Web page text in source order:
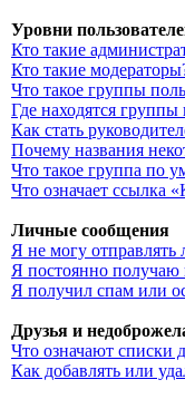
Уровни
Кто такие
Кто такие
Что такое группы
Где находятся
Как стать
Почему названия
Что такое группа по
Что означает ссылка
Личные сообщения
Я не могу
Я постоянно
Я получил спам или
Друзья и
Что означают списки
Как добавлять или